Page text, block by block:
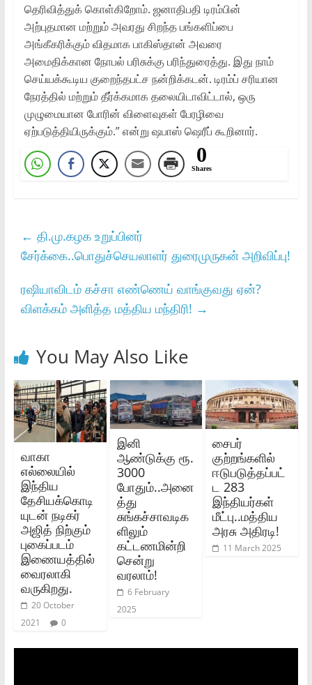
தெரிவித்துக் கொள்கிறோம். ஜனாதிபதி டிரம்பின்
அற்புதமான மற்றும் அவரது சிறந்த பங்களிப்பை
அங்கீகரிக்கும் விதமாக பாகிஸ்தான் அவரை
அமைதிக்கான நோபல் பரிசுக்கு பரிந்துரைத்து. இது நாம்
செய்யக்கூடிய குறைந்தபட்ச நன்றிக்கடன். டிரம்ப் சரியான
நேரத்தில் மற்றும் தீர்க்கமாக தலையிடாவிட்டால், ஒரு
முழுமையான போரின் விளைவுகள் பேரழிவை
ஏற்படுத்தியிருக்கும்.” என்று ஷபாஸ் ஷெரீப் கூறினார்.
0
Shares
← தி.மு.கழக உறுப்பினர்
சேர்க்கை..பொதுச்செயலாளர் துரைமுருகன் அறிவிப்பு!
ரஷியாவிடம் கச்சா எண்ணெய் வாங்குவது ஏன்?
விளக்கம் அளித்த மத்திய மந்திரி! →
You May Also Like
வாகா
எல்லையில்
இந்திய
தேசியக்கொடி
யுடன் நடிகர்
அஜித் நிற்கும்
புகைப்படம்
இணையத்தில்
வைரலாகி
வருகிறது.
20 October
2021
0
இனி
ஆண்டுக்கு ரூ.
3000
போதும்..அனை
த்து
சுங்கச்சாவடிக
ளிலும்
கட்டணமின்றி
சென்று
வரலாம்!
6 February
2025
சைபர்
குற்றங்களில்
ஈடுபடுத்தப்பட்
ட 283
இந்தியர்கள்
மீட்பு..மத்திய
அரசு அதிரடி!
11 March 2025